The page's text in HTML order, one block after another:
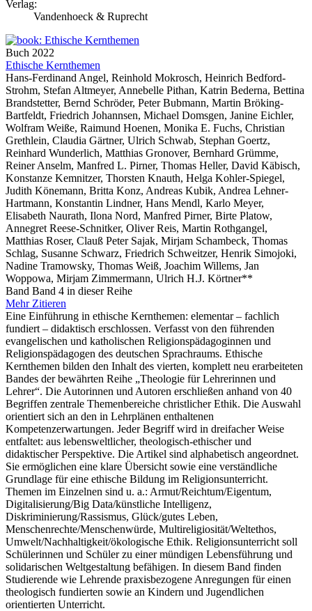
Verlag:
Vandenhoeck & Ruprecht
Buch 2022
Ethische Kernthemen
Hans-Ferdinand Angel, Reinhold Mokrosch, Heinrich Bedford-
Strohm, Stefan Altmeyer, Annebelle Pithan, Katrin Bederna, Bettina
Brandstetter, Bernd Schröder, Peter Bubmann, Martin Bröking-
Bartfeldt, Friedrich Johannsen, Michael Domsgen, Janine Eichler,
Wolfram Weiße, Raimund Hoenen, Monika E. Fuchs, Christian
Grethlein, Claudia Gärtner, Ulrich Schwab, Stephan Goertz,
Reinhard Wunderlich, Matthias Gronover, Bernhard Grümme,
Reiner Anselm, Manfred L. Pirner, Thomas Heller, David Käbisch,
Konstanze Kemnitzer, Thorsten Knauth, Helga Kohler-Spiegel,
Judith Könemann, Britta Konz, Andreas Kubik, Andrea Lehner-
Hartmann, Konstantin Lindner, Hans Mendl, Karlo Meyer,
Elisabeth Naurath, Ilona Nord, Manfred Pirner, Birte Platow,
Annegret Reese-Schnitker, Oliver Reis, Martin Rothgangel,
Matthias Roser, Clauß Peter Sajak, Mirjam Schambeck, Thomas
Schlag, Susanne Schwarz, Friedrich Schweitzer, Henrik Simojoki,
Nadine Tramowsky, Thomas Weiß, Joachim Willems, Jan
Woppowa, Mirjam Zimmermann, Ulrich H.J. Körtner**
Band Band 4 in dieser Reihe
Mehr Zitieren
Eine Einführung in ethische Kernthemen: elementar – fachlich
fundiert – didaktisch erschlossen. Verfasst von den führenden
evangelischen und katholischen Religionspädagoginnen und
Religionspädagogen des deutschen Sprachraums. Ethische
Kernthemen bilden den Inhalt des vierten, komplett neu erarbeiteten
Bandes der bewährten Reihe „Theologie für Lehrerinnen und
Lehrer“. Die Autorinnen und Autoren erschließen anhand von 40
Begriffen zentrale Themenbereiche christlicher Ethik. Die Auswahl
orientiert sich an den in Lehrplänen enthaltenen
Kompetenzerwartungen. Jeder Begriff wird in dreifacher Weise
entfaltet: aus lebensweltlicher, theologisch-ethischer und
didaktischer Perspektive. Die Artikel sind alphabetisch angeordnet.
Sie ermöglichen eine klare Übersicht sowie eine verständliche
Grundlage für eine ethische Bildung im Religionsunterricht.
Themen im Einzelnen sind u. a.: Armut/Reichtum/Eigentum,
Digitalisierung/Big Data/künstliche Intelligenz,
Diskriminierung/Rassismus, Glück/gutes Leben,
Menschenrechte/Menschenwürde, Multireligiosität/Weltethos,
Umwelt/Nachhaltigkeit/ökologische Ethik. Religionsunterricht soll
Schülerinnen und Schüler zu einer mündigen Lebensführung und
solidarischen Weltgestaltung befähigen. In diesem Band finden
Studierende wie Lehrende praxisbezogene Anregungen für einen
theologisch fundierten sowie an Kindern und Jugendlichen
orientierten Unterricht.